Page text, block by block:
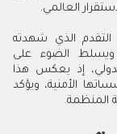
العالمي.
الذي شهدته
الضوء على
إذ يعكس هذا
الأمنية، ويؤكد
المنظمة.